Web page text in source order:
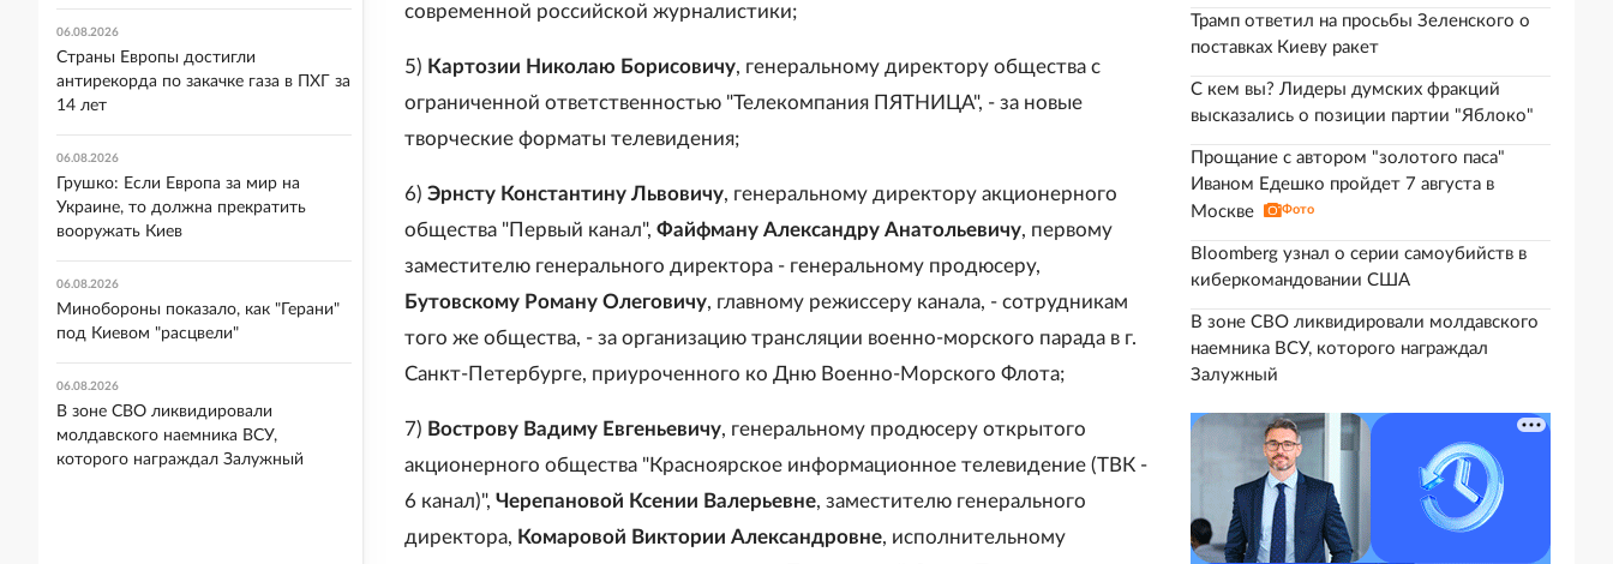
современной российской журналистики;
5) Картозии Николаю Борисовичу, генеральному директору общества с
ограниченной ответственностью "Телекомпания ПЯТНИЦА", - за новые
творческие форматы телевидения;
6) Эрнсту Константину Львовичу, генеральному директору акционерного
общества "Первый канал", Файфману Александру Анатольевичу, первому
заместителю генерального директора - генеральному продюсеру,
Бутовскому Роману Олеговичу, главному режиссеру канала, - сотрудникам
того же общества, - за организацию трансляции военно-морского парада в г.
Санкт-Петербурге, приуроченного ко Дню Военно-Морского Флота;
7) Вострову Вадиму Евгеньевичу, генеральному продюсеру открытого
акционерного общества "Красноярское информационное телевидение (ТВК -
6 канал)", Черепановой Ксении Валерьевне, заместителю генерального
директора, Комаровой Виктории Александровне, исполнительному
Трамп ответил на просьбы Зеленского о
поставках Киеву ракет
С кем вы? Лидеры думских фракций
высказались о позиции партии "Яблоко"
Прощание с автором "золотого паса"
Иваном Едешко пройдет 7 августа в
Москве
Фото
Bloomberg узнал о серии самоубийств в
киберкомандовании США
В зоне СВО ликвидировали молдавского
наемника ВСУ, которого награждал
Залужный
06.08.2026
Страны Европы достигли
антирекорда по закачке газа в ПХГ за
14 лет
06.08.2026
Грушко: Если Европа за мир на
Украине, то должна прекратить
вооружать Киев
06.08.2026
Минобороны показало, как "Герани"
под Киевом "расцвели"
06.08.2026
В зоне СВО ликвидировали
молдавского наемника ВСУ,
которого награждал Залужный